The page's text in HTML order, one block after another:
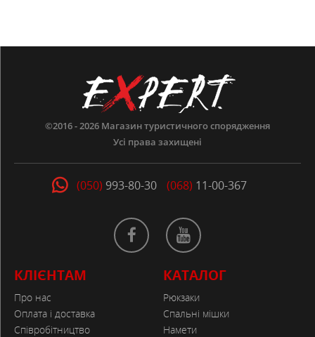
©2016 - 2026 Магазин туристичного спорядження
Усі права захищені
(050) 993-80-30 (068) 11-00-367
КЛІЄНТАМ
Про нас
Оплата і доставка
Співробітництво
КАТАЛОГ
Рюкзаки
Спальні мішки
Намети